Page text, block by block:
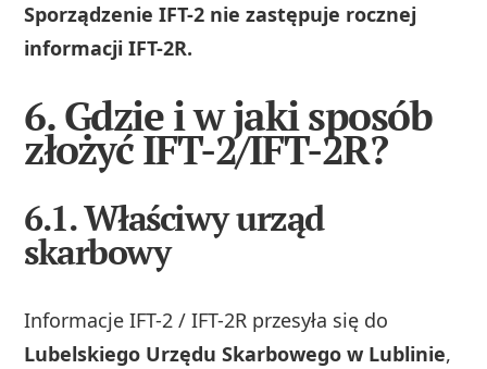
Sporządzenie IFT-2 nie zastępuje rocznej
informacji IFT-2R.
6. Gdzie i w jaki sposób
złożyć IFT-2/IFT-2R?
6.1. Właściwy urząd
skarbowy
Informacje IFT-2 / IFT-2R przesyła się do
Lubelskiego Urzędu Skarbowego w Lublinie,